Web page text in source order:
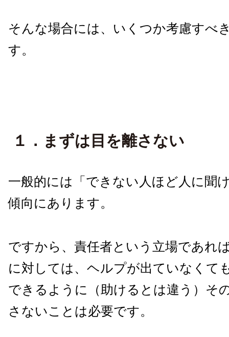
そんな場合には、いくつか考慮すべ
す。
１．まずは目を離さない
一般的には「できない人ほど人に聞
傾向にあります。
ですから、責任者という立場であれ
に対しては、ヘルプが出ていなくて
できるように（助けるとは違う）そ
さないことは必要です。